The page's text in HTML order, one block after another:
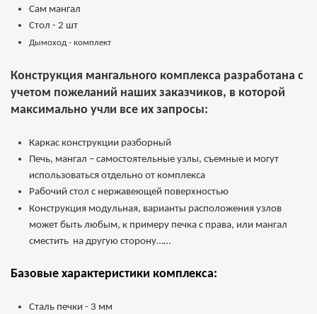
Сам мангал
Стол - 2 шт
Дымоход - комплект
Конструкция мангального комплекса разработана с
учетом пожеланий наших заказчиков, в которой
максимально учли все их запросы:
Каркас конструкции разборный
Печь, мангал – самостоятельные узлы, съемные и могут
использоваться отдельно от комплекса
Рабочий стол с нержавеющей поверхностью
Конструкция модульная, варианты расположения узлов
может быть любым, к примеру печка с права, или мангал
сместить на другую сторону……
Базовые характеристики комплекса:
Сталь печки - 3 мм